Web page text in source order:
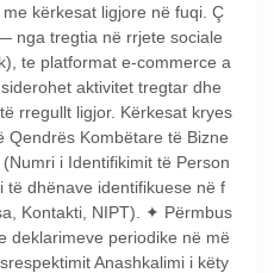
kërkesat ligjore në fuqi. Ç
nga tregtia në rrjete sociale
te platformat e-commerce a
aktivitet tregtar dhe
rregullt ligjor. Kërkesat kryes
Kombëtare të Bizne
i Identifikimit të Person
dhënave identifikuese në f
Kontakti, NIPT). ✦ Përmbus
deklarimeve periodike në më
Anashkalimi i këty